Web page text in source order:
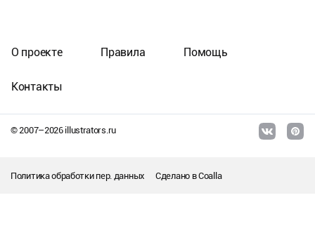
© 2007–2026illustrators.ru
О проекте Правила Помощь
Контакты
Политика обработки пер. данных Сделано вCoalla